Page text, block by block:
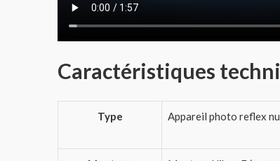
Caractéristiques
Type Appareil photo reflex